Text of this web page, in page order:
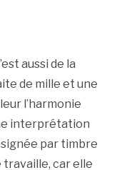
aussi de la
de mille et une
l’harmonie
interprétation
par timbre
travaille, car elle